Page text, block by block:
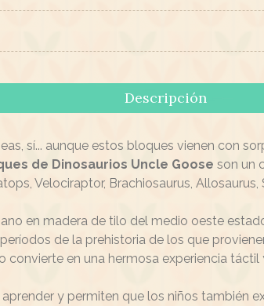
Descripción
sí... aunque estos bloques vienen con
de Dinosaurios Uncle Goose son un
Velociraptor, Brachiosaurus,
en madera de tilo del medio oeste
de la prehistoria de los que
en una hermosa experiencia
y permiten que los niños también